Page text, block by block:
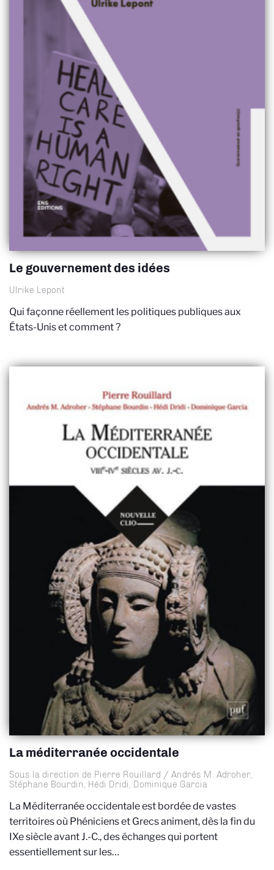
Le gouvernement des idées
Ulrike Lepont
Qui façonne réellement les politiques publiques aux
États-Unis et comment ?
La méditerranée occidentale
Sous la direction de Pierre Rouillard / Andrés M. Adroher,
Stéphane Bourdin, Hédi Dridi, Dominique Garcia
La Méditerranée occidentale est bordée de vastes
territoires où Phéniciens et Grecs animent, dès la fin du
IXe siècle avant J.-C., des échanges qui portent
essentiellement sur les…